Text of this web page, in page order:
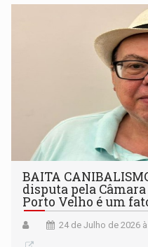
BAITA
disputa pela
Porto Velho é um
24 de Julho de 2026